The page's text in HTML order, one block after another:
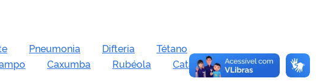
Pneumonia Difteria
Tétano
Caxumba Rubéola
Catapora